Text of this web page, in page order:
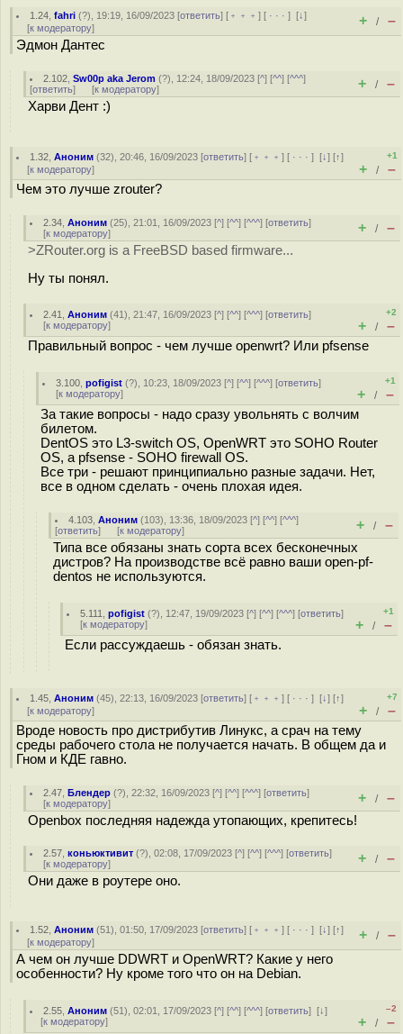
1.24 ,fahri (?), 19:19, 16/09/2023 [ответить] [ ﹢﹢﹢] [ · · ·][↓]
[к модератору] + / –
Эдмон Дантес
2.102 ,Sw00p aka Jerom (?), 12:24, 18/09/2023 [^] [^^] [^^^]
[ответить] [к модератору] + / –
Харви Дент :)
1.32 ,Аноним (32), 20:46, 16/09/2023 [ответить] [ ﹢﹢﹢] [ · · ·][↓] [↑]
[к модератору]
+1
+ / –
Чем это лучше zrouter?
2.34 ,Аноним (25), 21:01, 16/09/2023 [^] [^^] [^^^] [ответить]
[к модератору] + / –
>ZRouter.org is a FreeBSD based firmware...
Ну ты понял.
2.41 ,Аноним (41), 21:47, 16/09/2023 [^] [^^] [^^^] [ответить]
[к модератору]
+2
+ / –
Правильный вопрос - чем лучше openwrt? Или pfsense
3.100 ,pofigist (?), 10:23, 18/09/2023 [^] [^^] [^^^] [ответить]
[к модератору]
+1
+ / –
За такие вопросы - надо сразу увольнять с волчим
билетом.
DentOS это L3-switch OS, OpenWRT это SOHO Router
OS, а pfsense - SOHO firewall OS.
Все три - решают принципиально разные задачи. Нет,
все в одном сделать - очень плохая идея.
4.103 ,Аноним (103), 13:36, 18/09/2023 [^] [^^] [^^^]
[ответить] [к модератору] + / –
Типа все обязаны знать сорта всех бесконечных
дистров? На производстве всё равно ваши open-pf-
dentos не используются.
5.111 ,pofigist (?), 12:47, 19/09/2023 [^] [^^] [^^^] [ответить]
[к модератору]
+1
+ / –
Если рассуждаешь - обязан знать.
1.45 ,Аноним (45), 22:13, 16/09/2023 [ответить] [ ﹢﹢﹢] [ · · ·][↓] [↑]
[к модератору]
+7
+ / –
Вроде новость про дистрибутив Линукс, а срач на тему
среды рабочего стола не получается начать. В общем да и
Гном и КДЕ гавно.
2.47 ,Блендер (?), 22:32, 16/09/2023 [^] [^^] [^^^] [ответить]
[к модератору] + / –
Openbox последняя надежда утопающих, крепитесь!
2.57 ,коньюктивит (?), 02:08, 17/09/2023 [^] [^^] [^^^] [ответить]
[к модератору] + / –
Они даже в роутере оно.
1.52 ,Аноним (51), 01:50, 17/09/2023 [ответить] [ ﹢﹢﹢] [ · · ·][↓] [↑]
[к модератору] + / –
А чем он лучше DDWRT и OpenWRT? Какие у него
особенности? Ну кроме того что он на Debian.
2.55 ,Аноним (51), 02:01, 17/09/2023 [^] [^^] [^^^] [ответить][↓]
[к модератору]
–2
+ / –